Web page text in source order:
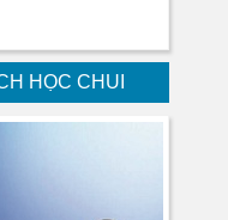
HỌC CHUI